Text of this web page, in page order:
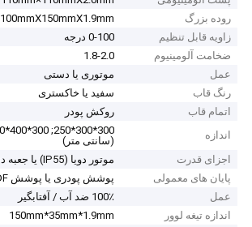
روده بزرگ
100mmX150mmX1.9mm
زاویه قابل تنظیم
0-100 درجه
ضخامت آلومینیوم
1.8-2.0
عمل
موتوری یا دستی
رنگ قاب
سفید یا خاکستری
اتمام قاب
روکش پودر
اندازه
(سانتی متر)
اجزای قدرت
موتور دویا (IP55) یا جعبه دنده و میل لنگ دستی
پایان های معمولی
پوشش پودری یا پوشش PVDF
عمل
100٪ ضد آب / آفتابگیر
اندازه تیغه لوور
150mm*35mm*1.9mm